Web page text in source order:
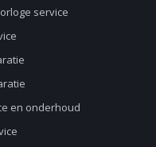
service
en onderhoud